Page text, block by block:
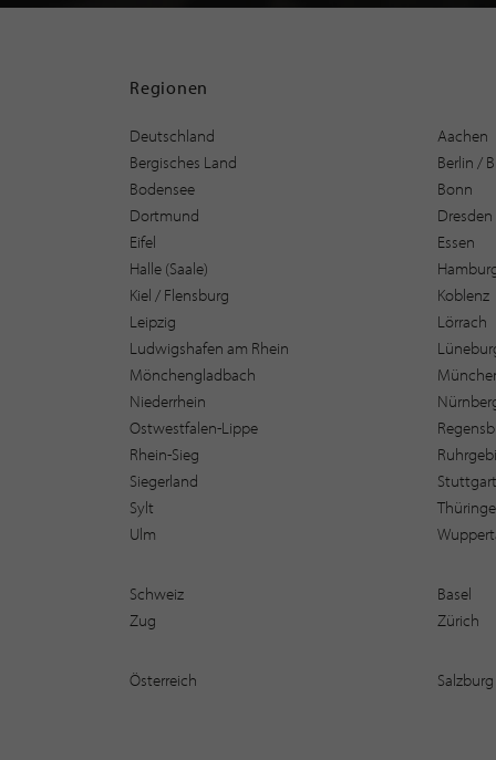
Regionen
Deutschland Aachen
Bergisches Land
Berlin /
Bodensee
Bonn
Dortmund
Dresden
Eifel
Essen
Halle (Saale)
Kiel / Flensburg
Koblenz
Leipzig
Lörrach
Ludwigshafen am Rhein
Mönchengladbach
Niederrhein
Ostwestfalen-Lippe
Rhein-Sieg
Siegerland
Stuttgart
Sylt
Ulm
Schweiz Basel
Zug
Zürich
Österreich Salzburg